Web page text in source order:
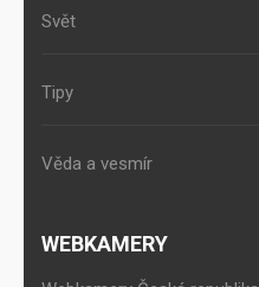
Svět
Tipy
Věda a vesmír
WEBKAMERY